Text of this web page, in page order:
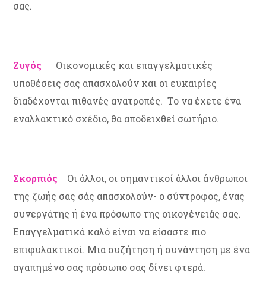
σας.
Ζυγός
Οικονομικές και επαγγελματικές
υποθέσεις σας απασχολούν και οι ευκαιρίες
διαδέχονται πιθανές ανατροπές. Το να έχετε ένα
εναλλακτικό σχέδιο, θα αποδειχθεί σωτήριο.
Σκορπιός
Οι άλλοι, οι σημαντικοί άλλοι άνθρωποι
της ζωής σας σάς απασχολούν- ο σύντροφος, ένας
συνεργάτης ή ένα πρόσωπο της οικογένειάς σας.
Επαγγελματικά καλό είναι να είσαστε πιο
επιφυλακτικοί. Μια συζήτηση ή συνάντηση με ένα
αγαπημένο σας πρόσωπο σας δίνει φτερά.